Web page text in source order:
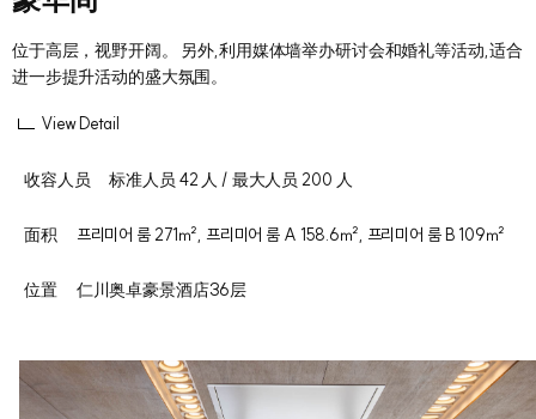
位于高层，视野开阔。 另外,利用媒体墙举办研讨会和婚礼等活动,适合
进一步提升活动的盛大氛围。
View Detail
收容人员 标准人员 42 人 / 最大人员 200 人
面积 프리미어 룸 271㎡, 프리미어 룸 A 158.6㎡, 프리미어 룸 B 109㎡
位置 仁川奥卓豪景酒店36层